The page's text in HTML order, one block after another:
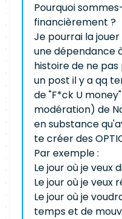
Pourquoi
financièrement ?
Je pourrai la
une dépendance
histoire de ne
un post il y a qq
de "F*ck U
modération) de
en substance
te créer des
Par exemple :
Le jour où je veux
Le jour où je veux
Le jour où je
temps et de